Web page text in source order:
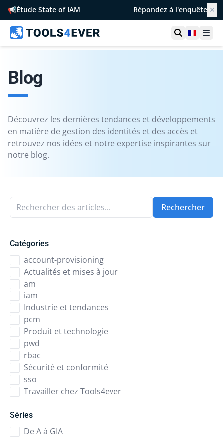
📢Étude State of IAM Répondez à l'enquête ✕
Ouvrir la
France
Blog
Découvrez les dernières tendances et développements
en matière de gestion des identités et des accès et
retrouvez nos idées et notre expertise inspirantes sur
notre blog.
Rechercher des articles... Rechercher
Catégories
account-provisioning
Actualités et mises à jour
am
iam
Industrie et tendances
pcm
Produit et technologie
pwd
rbac
Sécurité et conformité
sso
Travailler chez Tools4ever
Séries
De A à GIA